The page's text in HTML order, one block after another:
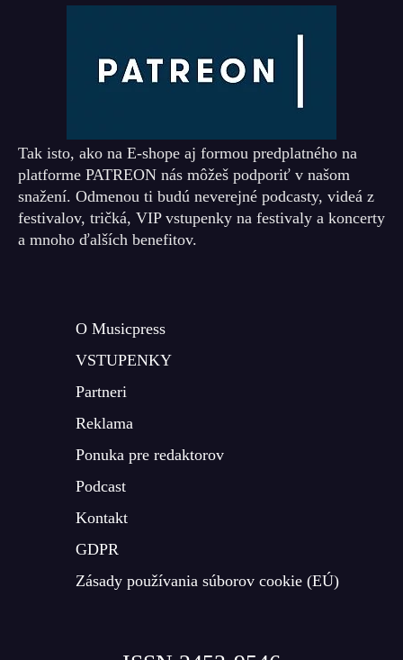
Tak isto, ako na E-shope aj formou predplatného na
platforme PATREON nás môžeš podporiť v našom
snažení. Odmenou ti budú neverejné podcasty, videá z
festivalov, tričká, VIP vstupenky na festivaly a koncerty
a mnoho ďalších benefitov.
O Musicpress
VSTUPENKY
Partneri
Reklama
Ponuka pre redaktorov
Podcast
Kontakt
GDPR
Zásady používania súborov cookie (EÚ)